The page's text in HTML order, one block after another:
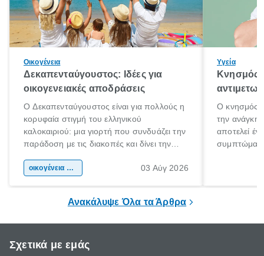
Οικογένεια
Δεκαπενταύγουστος: Ιδέες για
οικογενειακές αποδράσεις
Ο Δεκαπενταύγουστος είναι για πολλούς η
κορυφαία στιγμή του ελληνικού
καλοκαιριού: μια γιορτή που συνδυάζει την
παράδοση με τις διακοπές και δίνει την
χώρας. Είτε πρόκειται για λίγες μέρες
οικογένεια & παιδί 03 Αύγ 2026
Υγεία
Κνησμός:
Ο κνησμός
την ανάγκη
αποτελεί
Ανακάλυψε Όλα τα Άρθρα
Σχετικά με εμάς